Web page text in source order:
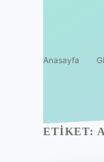
Anasayfa
ETIKET: